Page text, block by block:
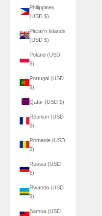
Philippines
(USD $)
Pitcairn Islands
(USD $)
Poland (USD
$)
Portugal (USD
$)
Qatar (USD $)
Réunion (USD
$)
Romania (USD
$)
Russia (USD
$)
Rwanda (USD
$)
Samoa (USD